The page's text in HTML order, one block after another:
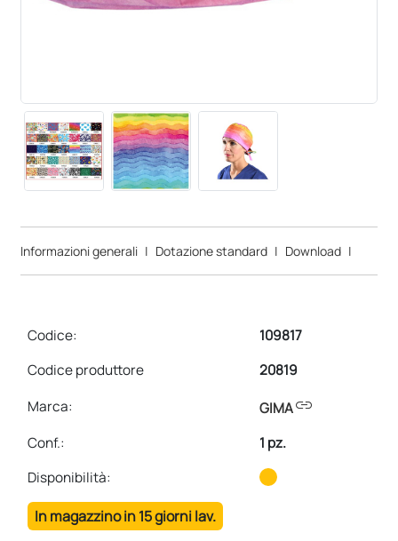
Informazioni generali | Dotazione standard | Download |
Codice:
109817
Codice produttore
20819
Marca:
GIMAlink
Conf.:
1 pz.
Disponibilità:
In magazzino in 15 giorni lav.